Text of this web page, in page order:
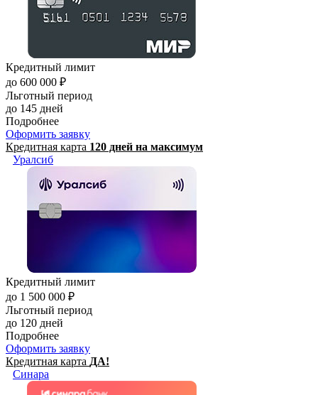
Кредитный лимит
до 600 000 ₽
Льготный период
до 145 дней
Подробнее
Оформить заявку
Кредитная карта 120 дней на максимум
Уралсиб
Кредитный лимит
до 1 500 000 ₽
Льготный период
до 120 дней
Подробнее
Оформить заявку
Кредитная карта ДА!
Синара